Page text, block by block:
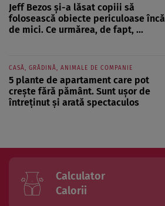
Jeff Bezos și-a lăsat copiii să
folosească obiecte periculoase încă
de mici. Ce urmărea, de fapt, ...
CASĂ, GRĂDINĂ, ANIMALE DE COMPANIE
5 plante de apartament care pot
crește fără pământ. Sunt ușor de
întreținut și arată spectaculos
Calculator
Calorii